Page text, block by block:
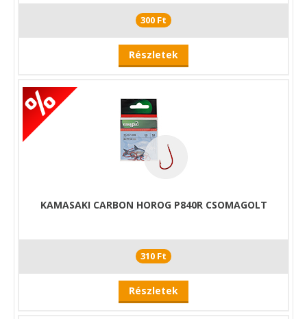
300 Ft
Részletek
KAMASAKI CARBON HOROG P840R CSOMAGOLT
310 Ft
Részletek